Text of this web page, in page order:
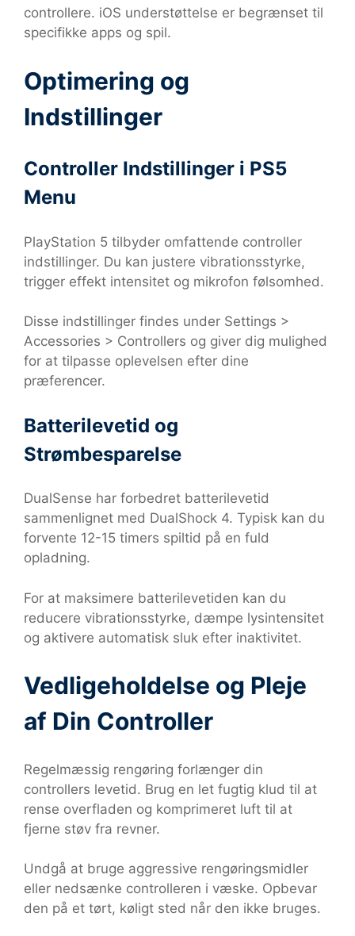
controllere. iOS understøttelse er begrænset til
specifikke apps og spil.
Optimering og
Indstillinger
Controller Indstillinger i PS5
Menu
PlayStation 5 tilbyder omfattende controller
indstillinger. Du kan justere vibrationsstyrke,
trigger effekt intensitet og mikrofon følsomhed.
Disse indstillinger findes under Settings >
Accessories > Controllers og giver dig mulighed
for at tilpasse oplevelsen efter dine
præferencer.
Batterilevetid og
Strømbesparelse
DualSense har forbedret batterilevetid
sammenlignet med DualShock 4. Typisk kan du
forvente 12-15 timers spiltid på en fuld
opladning.
For at maksimere batterilevetiden kan du
reducere vibrationsstyrke, dæmpe lysintensitet
og aktivere automatisk sluk efter inaktivitet.
Vedligeholdelse og Pleje
af Din Controller
Regelmæssig rengøring forlænger din
controllers levetid. Brug en let fugtig klud til at
rense overfladen og komprimeret luft til at
fjerne støv fra revner.
Undgå at bruge aggressive rengøringsmidler
eller nedsænke controlleren i væske. Opbevar
den på et tørt, køligt sted når den ikke bruges.